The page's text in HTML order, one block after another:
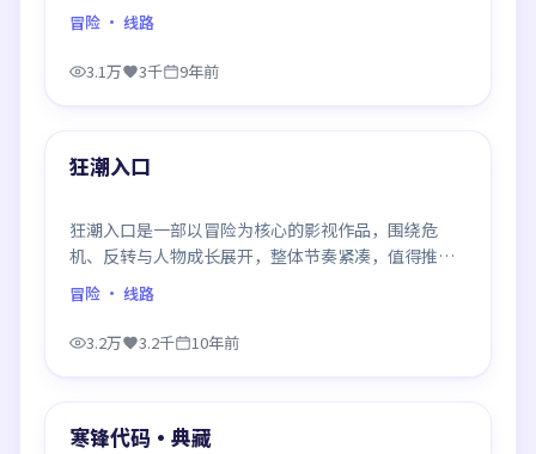
观看。
冒险 · 线路
3.1万 3千 9年前
最新
狂潮入口
狂潮入口是一部以冒险为核心的影视作品，围绕危
机、反转与人物成长展开，整体节奏紧凑，值得推荐
观看。
冒险 · 线路
3.2万 3.2千 10年前
最新
寒锋代码·典藏